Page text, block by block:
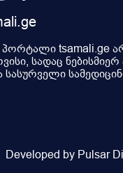
პორტალი tsamali.ge
სადაც
Developed by Pulsar